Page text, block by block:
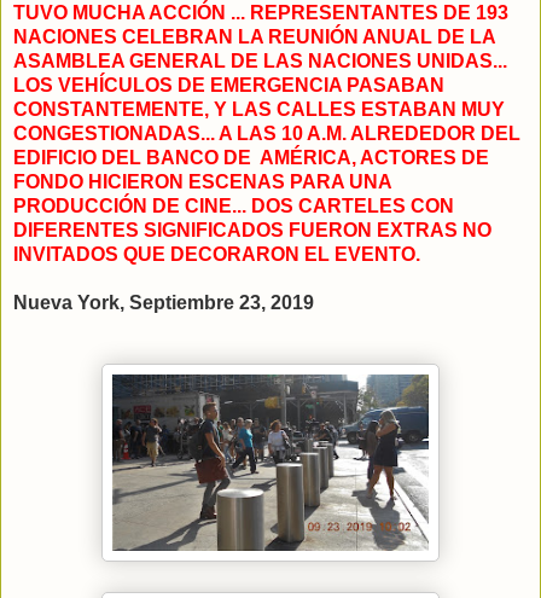
TUVO MUCHA ACCIÓN ... REPRESENTANTES DE 193
NACIONES CELEBRAN LA REUNIÓN ANUAL DE LA
ASAMBLEA GENERAL DE LAS NACIONES UNIDAS...
LOS VEHÍCULOS DE EMERGENCIA PASABAN
CONSTANTEMENTE, Y LAS CALLES ESTABAN MUY
CONGESTIONADAS... A LAS 10 A.M. ALREDEDOR DEL
EDIFICIO DEL BANCO DE AMÉRICA, ACTORES DE
FONDO HICIERON ESCENAS PARA UNA
PRODUCCIÓN DE CINE... DOS CARTELES CON
DIFERENTES SIGNIFICADOS FUERON EXTRAS NO
INVITADOS QUE DECORARON EL EVENTO.
Nueva York, Septiembre 23, 2019